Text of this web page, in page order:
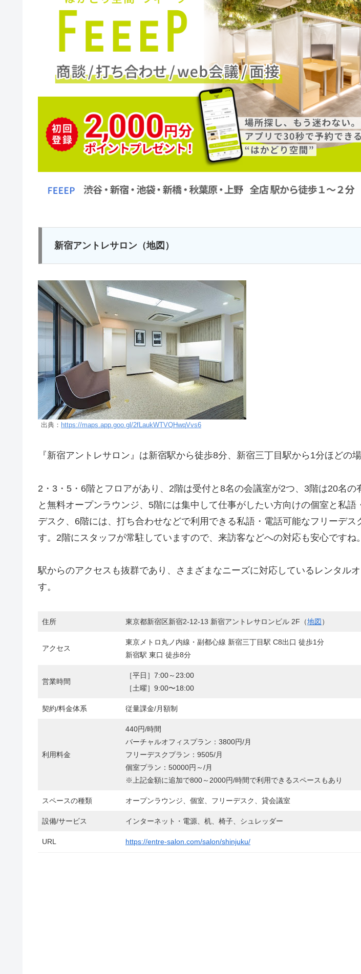
新宿アントレサロン（地図）
出典： https://maps.app.goo.gl/2fLaukWTVQHwqVvs6
『新宿アントレサロン』は新宿駅から徒歩8分、新宿三丁目駅から1分ほどの
2・3・5・6階とフロアがあり、2階は受付と8名の会議室が2つ、3階は20名の
と無料オープンラウンジ、5階には集中して仕事がしたい方向けの個室と私語
デスク、6階には、打ち合わせなどで利用できる私語・電話可能なフリーデス
す。2階にスタッフが常駐していますので、来訪客などへの対応も安心ですね。
駅からのアクセスも抜群であり、さまざまなニーズに対応しているレンタル
す。
住所 東京都新宿区新宿2-12-13 新宿アントレサロンビル 2F（地図 ）
アクセス
東京メトロ丸ノ内線・副都心線 新宿三丁目駅 C8出口 徒歩1分
新宿駅 東口 徒歩8分
営業時間
［平日］7:00～23:00
［土曜］9:00〜18:00
契約/料金体系 従量課金/月額制
利用料金
440円/時間
バーチャルオフィスプラン：3800円/月
フリーデスクプラン：9505/月
個室プラン：50000円～/月
※上記金額に追加で800～2000円/時間で利用できるスペースもあり
スペースの種類 オープンラウンジ、個室、フリーデスク、貸会議室
設備/サービス インターネット・電源、机、椅子、シュレッダー
URL https://entre-salon.com/salon/shinjuku/